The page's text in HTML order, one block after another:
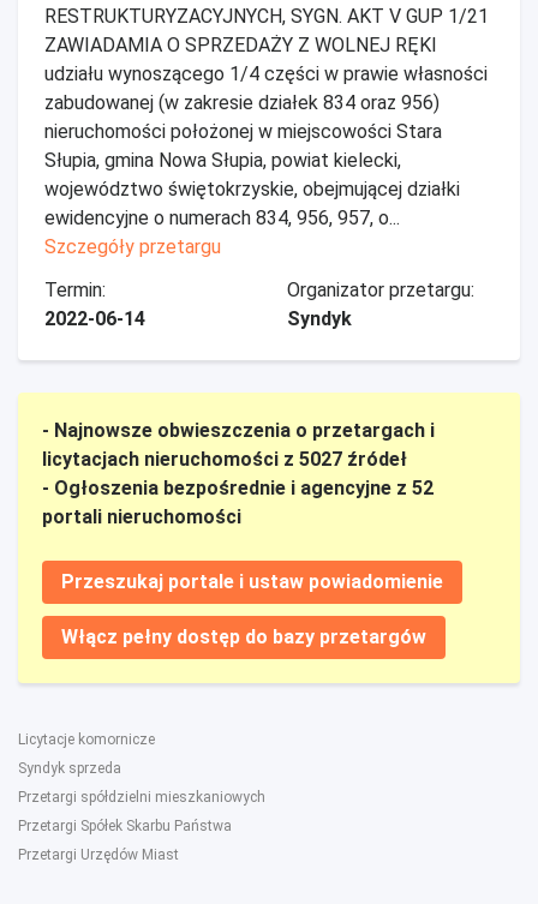
RESTRUKTURYZACYJNYCH, SYGN. AKT V GUP 1/21
ZAWIADAMIA O SPRZEDAŻY Z WOLNEJ RĘKI
udziału wynoszącego 1/4 części w prawie własności
zabudowanej (w zakresie działek 834 oraz 956)
nieruchomości położonej w miejscowości Stara
Słupia, gmina Nowa Słupia, powiat kielecki,
województwo świętokrzyskie, obejmującej działki
ewidencyjne o numerach 834, 956, 957, o...
Szczegóły przetargu
Termin:
2022-06-14
Organizator przetargu:
Syndyk
- Najnowsze obwieszczenia o przetargach i
licytacjach nieruchomości z 5027 źródeł
- Ogłoszenia bezpośrednie i agencyjne z 52
portali nieruchomości
Przeszukaj portale i ustaw powiadomienie
Włącz pełny dostęp do bazy przetargów
Licytacje komornicze
Syndyk sprzeda
Przetargi spółdzielni mieszkaniowych
Przetargi Spółek Skarbu Państwa
Przetargi Urzędów Miast